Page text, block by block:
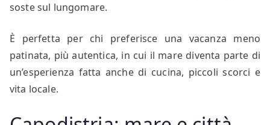
soste sul lungomare.
È perfetta per chi preferisce una vacanza meno
patinata, più autentica, in cui il mare diventa parte di
un’esperienza fatta anche di cucina, piccoli scorci e
vita locale.